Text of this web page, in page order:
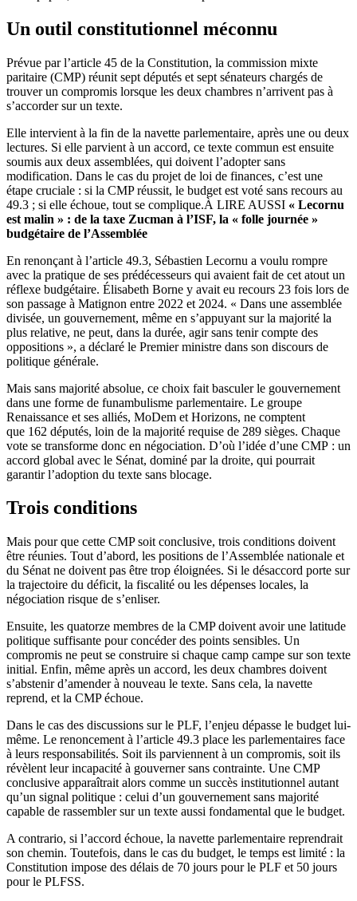
Un outil constitutionnel méconnu
Prévue par l’article 45 de la Constitution, la commission mixte
paritaire (CMP) réunit sept députés et sept sénateurs chargés de
trouver un compromis lorsque les deux chambres n’arrivent pas à
s’accorder sur un texte.
Elle intervient à la fin de la navette parlementaire, après une ou deux
lectures. Si elle parvient à un accord, ce texte commun est ensuite
soumis aux deux assemblées, qui doivent l’adopter sans
modification. Dans le cas du projet de loi de finances, c’est une
étape cruciale : si la CMP réussit, le budget est voté sans recours au
49.3 ; si elle échoue, tout se complique.À LIRE AUSSI « Lecornu
est malin » : de la taxe Zucman à l’ISF, la « folle journée »
budgétaire de l’Assemblée
En renonçant à l’article 49.3, Sébastien Lecornu a voulu rompre
avec la pratique de ses prédécesseurs qui avaient fait de cet atout un
réflexe budgétaire. Élisabeth Borne y avait eu recours 23 fois lors de
son passage à Matignon entre 2022 et 2024. « Dans une assemblée
divisée, un gouvernement, même en s’appuyant sur la majorité la
plus relative, ne peut, dans la durée, agir sans tenir compte des
oppositions », a déclaré le Premier ministre dans son discours de
politique générale.
Mais sans majorité absolue, ce choix fait basculer le gouvernement
dans une forme de funambulisme parlementaire. Le groupe
Renaissance et ses alliés, MoDem et Horizons, ne comptent
que 162 députés, loin de la majorité requise de 289 sièges. Chaque
vote se transforme donc en négociation. D’où l’idée d’une CMP : un
accord global avec le Sénat, dominé par la droite, qui pourrait
garantir l’adoption du texte sans blocage.
Trois conditions
Mais pour que cette CMP soit conclusive, trois conditions doivent
être réunies. Tout d’abord, les positions de l’Assemblée nationale et
du Sénat ne doivent pas être trop éloignées. Si le désaccord porte sur
la trajectoire du déficit, la fiscalité ou les dépenses locales, la
négociation risque de s’enliser.
Ensuite, les quatorze membres de la CMP doivent avoir une latitude
politique suffisante pour concéder des points sensibles. Un
compromis ne peut se construire si chaque camp campe sur son texte
initial. Enfin, même après un accord, les deux chambres doivent
s’abstenir d’amender à nouveau le texte. Sans cela, la navette
reprend, et la CMP échoue.
Dans le cas des discussions sur le PLF, l’enjeu dépasse le budget lui-
même. Le renoncement à l’article 49.3 place les parlementaires face
à leurs responsabilités. Soit ils parviennent à un compromis, soit ils
révèlent leur incapacité à gouverner sans contrainte. Une CMP
conclusive apparaîtrait alors comme un succès institutionnel autant
qu’un signal politique : celui d’un gouvernement sans majorité
capable de rassembler sur un texte aussi fondamental que le budget.
A contrario, si l’accord échoue, la navette parlementaire reprendrait
son chemin. Toutefois, dans le cas du budget, le temps est limité : la
Constitution impose des délais de 70 jours pour le PLF et 50 jours
pour le PLFSS.